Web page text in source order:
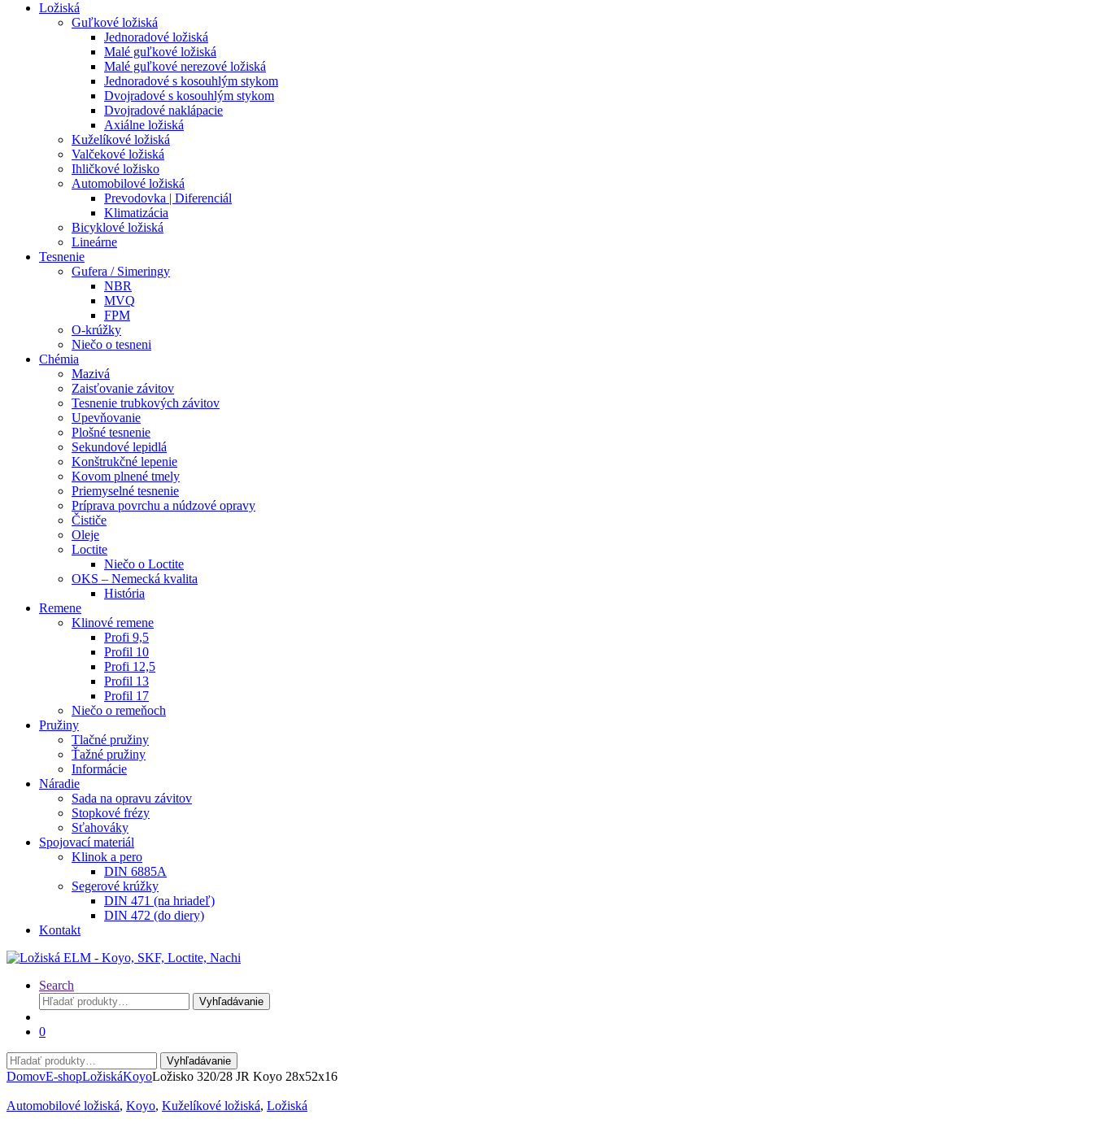
Ložiská
Guľkové ložiská
Jednoradové ložiská
Malé guľkové ložiská
Malé guľkové nerezové ložiská
Jednoradové s kosouhlým stykom
Dvojradové s kosouhlým stykom
Dvojradové naklápacie
Axiálne ložiská
Kuželíkové ložiská
Valčekové ložiská
Ihličkové ložisko
Automobilové ložiská
Prevodovka | Diferenciál
Klimatizácia
Bicyklové ložiská
Lineárne
Tesnenie
Gufera / Simeringy
NBR
MVQ
FPM
O-krúžky
Niečo o tesneni
Chémia
Mazivá
Zaisťovanie závitov
Tesnenie trubkových závitov
Upevňovanie
Plošné tesnenie
Sekundové lepidlá
Konštrukčné lepenie
Kovom plnené tmely
Priemyselné tesnenie
Príprava povrchu a núdzové opravy
Čističe
Oleje
Loctite
Niečo o Loctite
OKS – Nemecká kvalita
História
Remene
Klinové remene
Profi 9,5
Profil 10
Profi 12,5
Profil 13
Profil 17
Niečo o remeňoch
Pružiny
Tlačné pružiny
Ťažné pružiny
Informácie
Náradie
Sada na opravu závitov
Stopkové frézy
Sťahováky
Spojovací materiál
Klinok a pero
DIN 6885A
Segerové krúžky
DIN 471 (na hriadeľ)
DIN 472 (do diery)
Kontakt
Search
Hľadať:
Vyhľadávanie
0
Hľadať:
Vyhľadávanie
DomovE-shopLožiskáKoyoLožisko 320/28 JR Koyo 28x52x16
Automobilové ložiská, Koyo, Kuželíkové ložiská, Ložiská